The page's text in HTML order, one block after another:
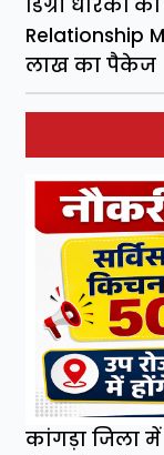
डिग्री धारकों
Relationship
लाख का पैकेज
कांगड़ा जिला